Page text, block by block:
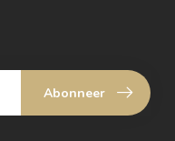
Abonneer